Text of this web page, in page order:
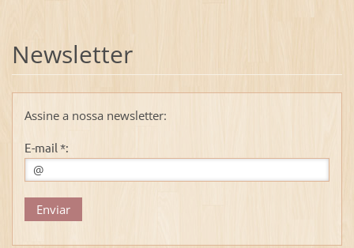
Newsletter
Assine a nossa newsletter:
E-mail *: